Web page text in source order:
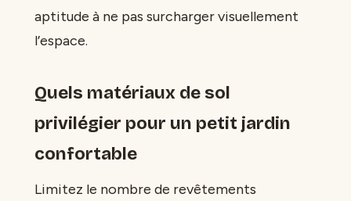
aptitude à ne pas surcharger visuellement
l’espace.
Quels matériaux de sol
privilégier pour un petit jardin
confortable
Limitez le nombre de revêtements